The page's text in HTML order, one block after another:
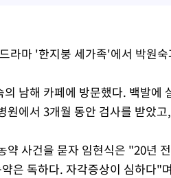
라마 '한지붕 세가족'에서 박원
의 남해 카페에 방문했다. 백발
원에서 3개월 동안 검사를 받았
약 사건을 묻자 임현식은 "20년
은 독하다. 자각증상이 심하다"